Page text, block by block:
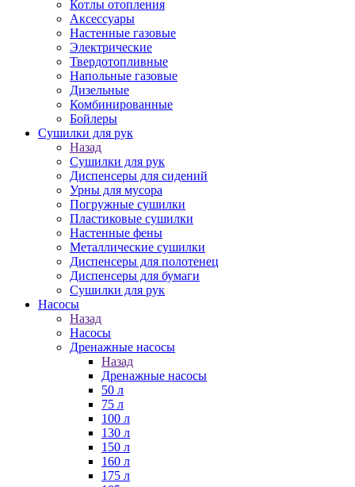
Котлы отопления
Аксессуары
Настенные газовые
Электрические
Твердотопливные
Напольные газовые
Дизельные
Комбинированные
Бойлеры
Сушилки для рук
Назад
Сушилки для рук
Диспенсеры для сидений
Урны для мусора
Погружные сушилки
Пластиковые сушилки
Настенные фены
Металлические сушилки
Диспенсеры для полотенец
Диспенсеры для бумаги
Сушилки для рук
Насосы
Назад
Насосы
Дренажные насосы
Назад
Дренажные насосы
50 л
75 л
100 л
130 л
150 л
160 л
175 л